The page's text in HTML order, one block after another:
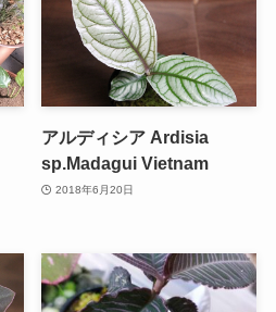
アルディシア Ardisia
sp.Madagui Vietnam
2018年6月20日